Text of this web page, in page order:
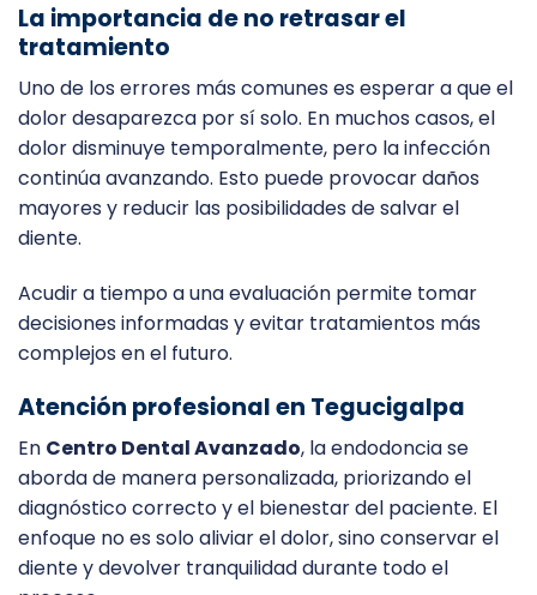
La importancia de no retrasar el
tratamiento
Uno de los errores más comunes es esperar a que el
dolor desaparezca por sí solo. En muchos casos, el
dolor disminuye temporalmente, pero la infección
continúa avanzando. Esto puede provocar daños
mayores y reducir las posibilidades de salvar el
diente.
Acudir a tiempo a una evaluación permite tomar
decisiones informadas y evitar tratamientos más
complejos en el futuro.
Atención profesional en Tegucigalpa
En Centro Dental Avanzado, la endodoncia se
aborda de manera personalizada, priorizando el
diagnóstico correcto y el bienestar del paciente. El
enfoque no es solo aliviar el dolor, sino conservar el
diente y devolver tranquilidad durante todo el